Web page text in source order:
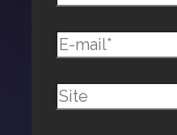
E-
mail*
Site